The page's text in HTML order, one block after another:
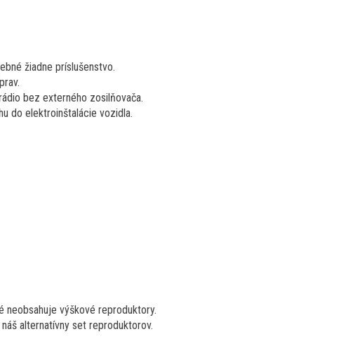
žiadne príslušenstvo.
bez externého zosilňovača.
do elektroinštalácie vozidla.
výškové reproduktory.
alternatívny set reproduktorov.